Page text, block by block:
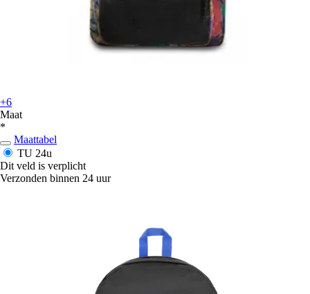
+6
Maat
*
Maattabel
TU 24u
Dit veld is verplicht
Verzonden binnen 24 uur